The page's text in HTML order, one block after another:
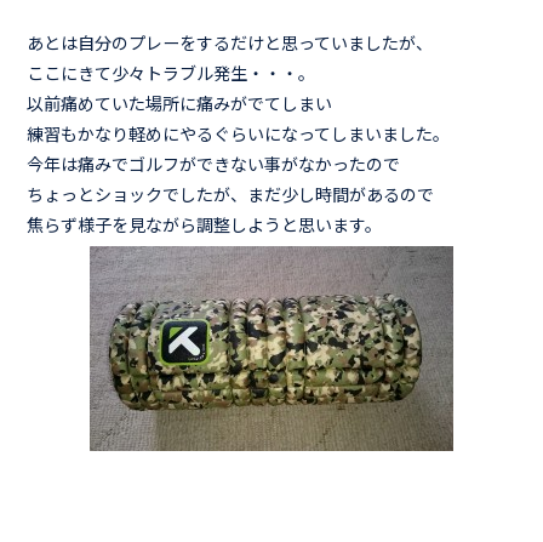
あとは自分のプレーをするだけと思っていましたが、
ここにきて少々トラブル発生・・・。
以前痛めていた場所に痛みがでてしまい
練習もかなり軽めにやるぐらいになってしまいました。
今年は痛みでゴルフができない事がなかったので
ちょっとショックでしたが、まだ少し時間があるので
焦らず様子を見ながら調整しようと思います。